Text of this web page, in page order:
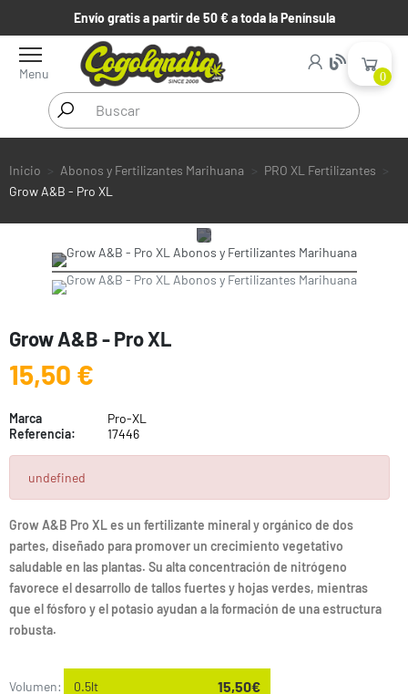
Envío gratis a partir de 50 € a toda la Península
Menu 0
Inicio Abonos y Fertilizantes Marihuana
PRO XL Fertilizantes
Grow A&B - Pro XL
Grow A&B - Pro XL
15,50 €
Marca
Pro-XL
Referencia:
17446
undefined
Grow A&B Pro XL es un fertilizante mineral y orgánico de dos
partes, diseñado para promover un crecimiento vegetativo
saludable en las plantas. Su alta concentración de nitrógeno
favorece el desarrollo de tallos fuertes y hojas verdes, mientras
que el fósforo y el potasio ayudan a la formación de una estructura
robusta.
Volumen: 0.5lt 15,50€